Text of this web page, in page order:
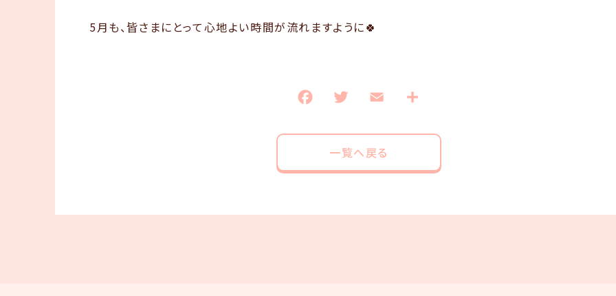
5月も、皆さまにとって心地よい時間が流れますように🍀
一覧へ戻る